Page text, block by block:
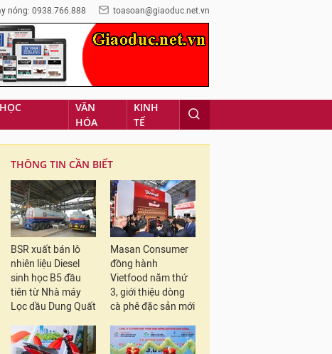
nóng: 0938.766.888 toasoan@giaoduc.net.vn
VĂN
HÓA
KINH
TẾ
THÔNG TIN CẦN BIẾT
BSR xuất bán lô
nhiên liệu Diesel
sinh học B5 đầu
tiên từ Nhà máy
Lọc dầu Dung Quất
Masan Consumer
đồng hành
Vietfood năm thứ
3, giới thiệu dòng
cà phê đặc sản mới